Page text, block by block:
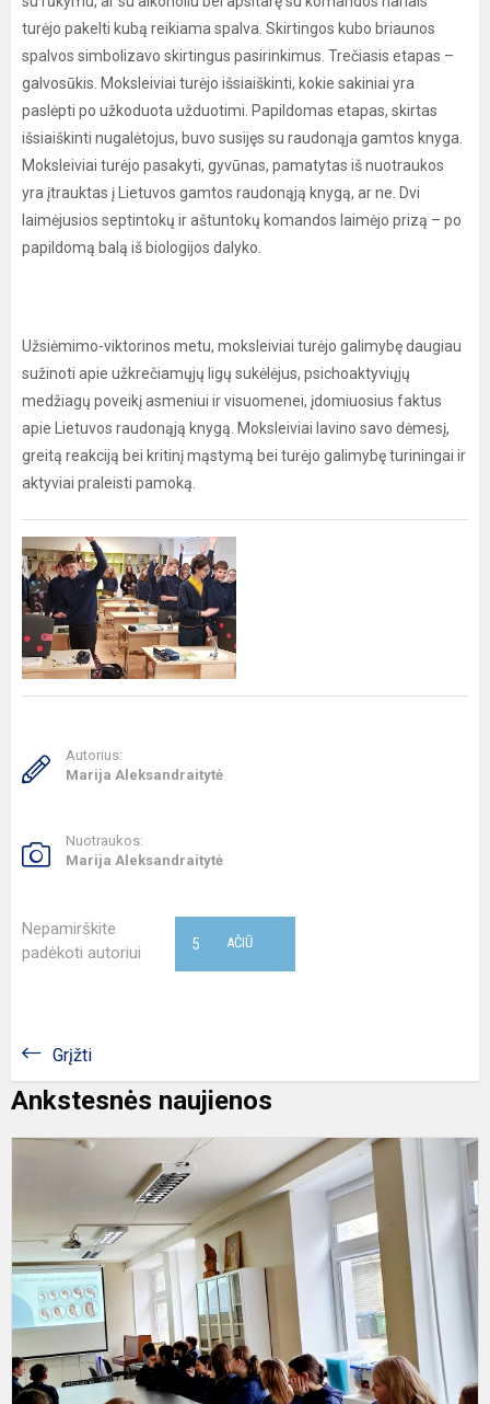
turėjo pakelti kubą reikiama spalva. Skirtingos kubo briaunos
spalvos simbolizavo skirtingus pasirinkimus. Trečiasis etapas –
galvosūkis. Moksleiviai turėjo išsiaiškinti, kokie sakiniai yra
paslėpti po užkoduota užduotimi. Papildomas etapas, skirtas
išsiaiškinti nugalėtojus, buvo susijęs su raudonąja gamtos knyga.
Moksleiviai turėjo pasakyti, gyvūnas, pamatytas iš nuotraukos
yra įtrauktas į Lietuvos gamtos raudonąją knygą, ar ne. Dvi
laimėjusios septintokų ir aštuntokų komandos laimėjo prizą – po
papildomą balą iš biologijos dalyko.
Užsiėmimo-viktorinos metu, moksleiviai turėjo galimybę daugiau
sužinoti apie užkrečiamųjų ligų sukėlėjus, psichoaktyviųjų
medžiagų poveikį asmeniui ir visuomenei, įdomiuosius faktus
apie Lietuvos raudonąją knygą. Moksleiviai lavino savo dėmesį,
greitą reakciją bei kritinį mąstymą bei turėjo galimybę turiningai ir
aktyviai praleisti pamoką.
Autorius:
Marija Aleksandraitytė
Nuotraukos:
Marija Aleksandraitytė
Nepamirškite
padėkoti autoriui
AČIŪ
5
Grįžti
Ankstesnės naujienos